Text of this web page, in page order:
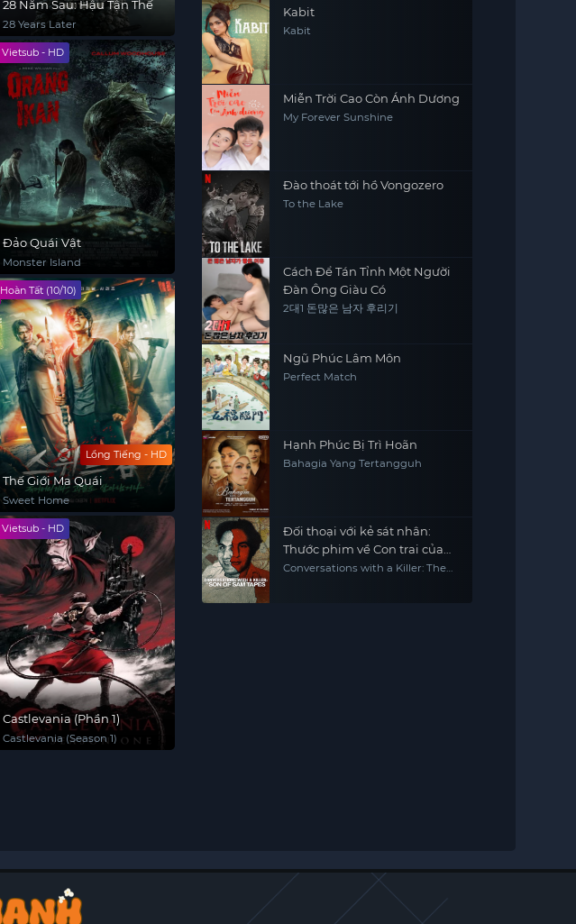
28 Năm Sau: Hậu Tận Thế
28 Years Later
Vietsub - HD
Đảo Quái Vật
Monster Island
Lồng Tiếng - HD
Hoàn Tất (10/10)
Thế Giới Ma Quái
Sweet Home
Vietsub - HD
Castlevania (Phần 1)
Castlevania (Season 1)
Kabit
Kabit
Miễn Trời Cao Còn Ánh Dương
My Forever Sunshine
Đào thoát tới hồ Vongozero
To the Lake
Cách Để Tán Tỉnh Một Người
Đàn Ông Giàu Có
2대1 돈많은 남자 후리기
Ngũ Phúc Lâm Môn
Perfect Match
Hạnh Phúc Bị Trì Hoãn
Bahagia Yang Tertangguh
Đối thoại với kẻ sát nhân:
Thước phim về Con trai của
Sam
Conversations with a Killer: The